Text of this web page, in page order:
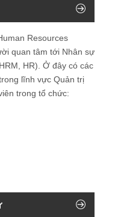
Resources
quan tâm tới Nhân sự
HR). Ở đây có các
lĩnh vực Quản trị
trong tổ chức: